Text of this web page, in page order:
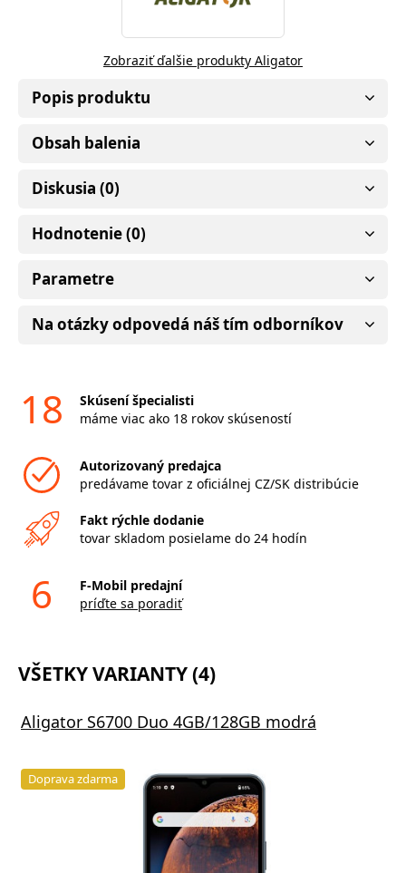
Zobraziť ďalšie produkty Aligator
Popis produktu
Obsah balenia
Diskusia (0)
Hodnotenie (0)
Parametre
Na otázky odpovedá náš tím odborníkov
18
Skúsení špecialisti
máme viac ako 18 rokov skúseností
Autorizovaný predajca
predávame tovar z oficiálnej CZ/SK distribúcie
Fakt rýchle dodanie
tovar skladom posielame do 24 hodín
6
F-Mobil predajní
príďte sa poradiť
VŠETKY VARIANTY (4)
Aligator S6700 Duo 4GB/128GB modrá
Doprava zdarma